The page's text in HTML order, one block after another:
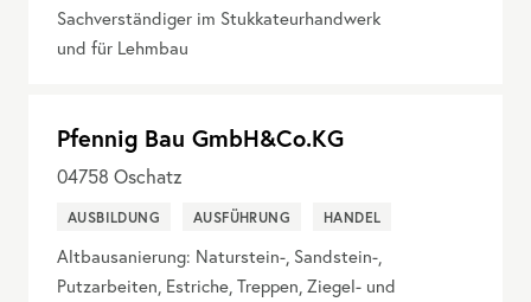
Sachverständiger im Stukkateurhandwerk
und für Lehmbau
Pfennig Bau GmbH&Co.KG
04758 Oschatz
AUSBILDUNG AUSFÜHRUNG HANDEL
Altbausanierung: Naturstein-, Sandstein-,
Putzarbeiten, Estriche, Treppen, Ziegel- und